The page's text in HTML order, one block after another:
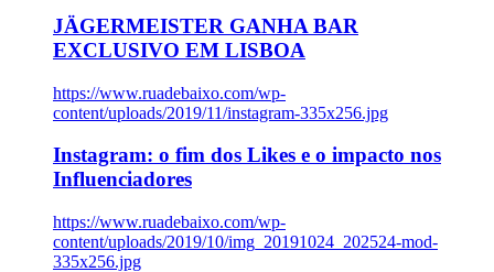
JÄGERMEISTER GANHA BAR
EXCLUSIVO EM LISBOA
https://www.ruadebaixo.com/wp-
content/uploads/2019/11/instagram-335x256.jpg
Instagram: o fim dos Likes e o impacto nos
Influenciadores
https://www.ruadebaixo.com/wp-
content/uploads/2019/10/img_20191024_202524-mod-
335x256.jpg